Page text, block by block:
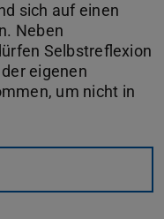
sich auf einen
Neben
Selbstreflexion
eigenen
um nicht in